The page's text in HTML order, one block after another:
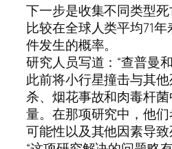
下一步是收集不同类型
比较在全球人类平均71
件发生的概率。
研究人员写道：“查普曼
此前将小行星撞击与其
杀、烟花事故和肉毒杆
量。在那项研究中，他
可能性以及其他因素导